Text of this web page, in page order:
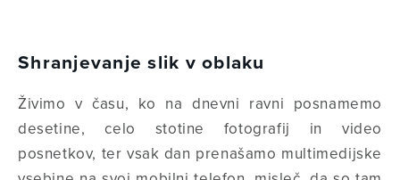
Shranjevanje slik v oblaku
Živimo v času, ko na dnevni ravni posnamemo
desetine, celo stotine fotografij in video
posnetkov, ter vsak dan prenašamo multimedijske